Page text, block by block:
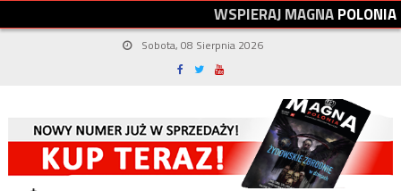
WSPIERAJMAGNAPOLONIA
Sobota, 08 Sierpnia 2026